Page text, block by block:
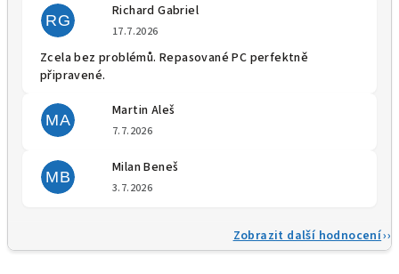
RG
Richard Gabriel
17.7.2026
Zcela bez problémů. Repasované PC perfektně
připravené.
MA
Martin Aleš
7.7.2026
MB
Milan Beneš
3.7.2026
Zobrazit další hodnocení